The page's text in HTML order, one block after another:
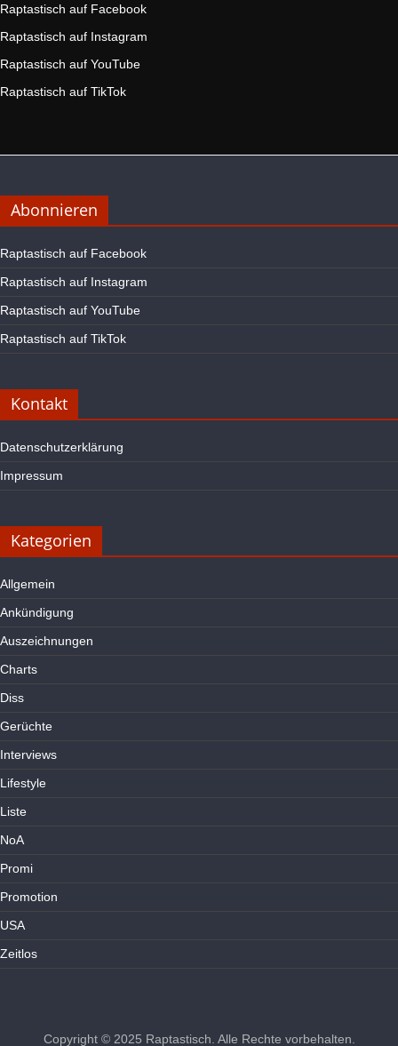
Raptastisch auf Facebook
Raptastisch auf Instagram
Raptastisch auf YouTube
Raptastisch auf TikTok
Abonnieren
Raptastisch auf Facebook
Raptastisch auf Instagram
Raptastisch auf YouTube
Raptastisch auf TikTok
Kontakt
Datenschutzerklärung
Impressum
Kategorien
Allgemein
Ankündigung
Auszeichnungen
Charts
Diss
Gerüchte
Interviews
Lifestyle
Liste
NoA
Promi
Promotion
USA
Zeitlos
Copyright © 2025 Raptastisch . Alle Rechte vorbehalten.